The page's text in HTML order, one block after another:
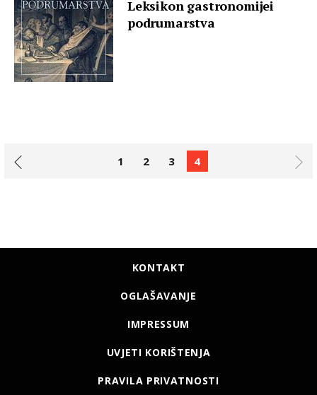
Leksikon gastronomijei
podrumarstva
1 2 3 4
KONTAKT
OGLAŠAVANJE
IMPRESSUM
UVJETI KORIŠTENJA
PRAVILA PRIVATNOSTI